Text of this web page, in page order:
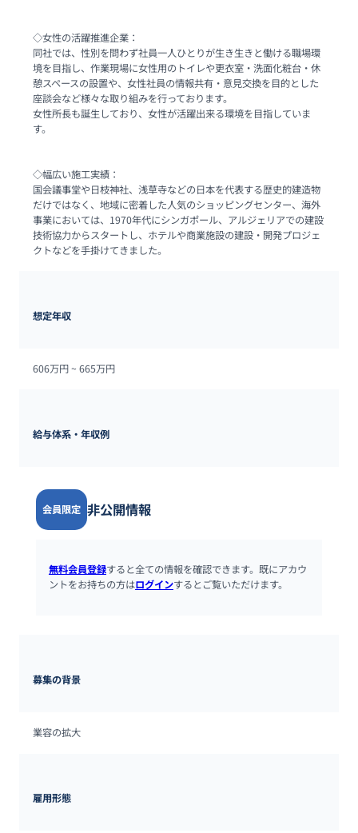
◇女性の活躍推進企業：
同社では、性別を問わず社員一人ひとりが生き生きと働ける職場環
境を目指し、作業現場に女性用のトイレや更衣室・洗面化粧台・休
憩スペースの設置や、女性社員の情報共有・意見交換を目的とした
座談会など様々な取り組みを行っております。
女性所長も誕生しており、女性が活躍出来る環境を目指していま
す。
◇幅広い施工実績：
国会議事堂や日枝神社、浅草寺などの日本を代表する歴史的建造物
だけではなく、地域に密着した人気のショッピングセンター、海外
事業においては、1970年代にシンガポール、アルジェリアでの建設
技術協力からスタートし、ホテルや商業施設の建設・開発プロジェ
クトなどを手掛けてきました。
想定年収
606万円 ~ 665万円
給与体系・年収例
会員限定 非公開情報
無料会員登録すると全ての情報を確認できます。既にアカウ
ントをお持ちの方はログインするとご覧いただけます。
募集の背景
業容の拡大
雇用形態